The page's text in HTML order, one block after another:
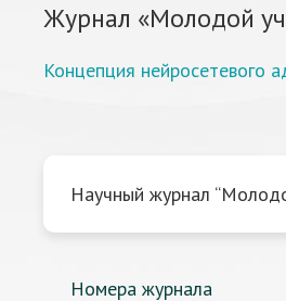
Журнал «Молодой
Концепция нейросетевого
Научный журнал
Номера журнала